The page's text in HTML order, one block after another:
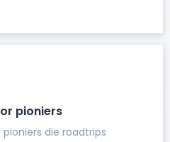
pioniers
die roadtrips